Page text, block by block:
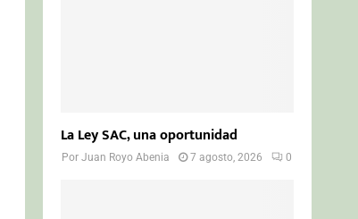
La Ley SAC, una oportunidad
PorJuan Royo Abenia 7 agosto, 2026 0